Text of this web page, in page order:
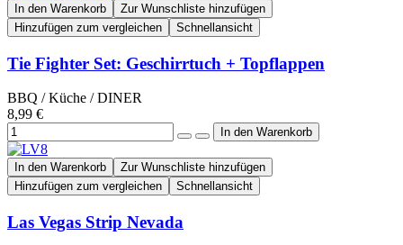
In den Warenkorb
Zur Wunschliste hinzufügen
Hinzufügen zum vergleichen
Schnellansicht
Tie Fighter Set: Geschirrtuch + Topflappen
BBQ / Küche / DINER
8,99 €
In den Warenkorb
Zur Wunschliste hinzufügen
Hinzufügen zum vergleichen
Schnellansicht
Las Vegas Strip Nevada